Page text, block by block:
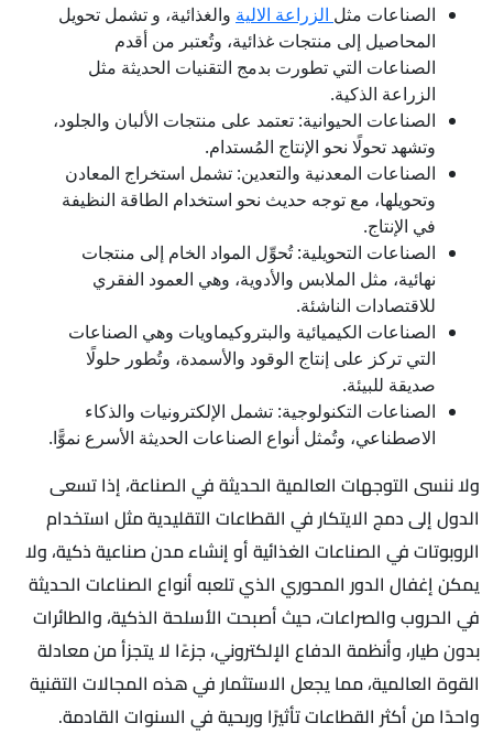
الصناعات مثل الزراعة الالية والغذائية، و تشمل تحويل
المحاصيل إلى منتجات غذائية، وتُعتبر من أقدم
الصناعات التي تطورت بدمج التقنيات الحديثة مثل
الزراعة الذكية.
الصناعات الحيوانية: تعتمد على منتجات الألبان والجلود،
وتشهد تحولًا نحو الإنتاج المُستدام.
الصناعات المعدنية والتعدين: تشمل استخراج المعادن
وتحويلها، مع توجه حديث نحو استخدام الطاقة النظيفة
في الإنتاج.
الصناعات التحويلية: تُحوِّل المواد الخام إلى منتجات
نهائية، مثل الملابس والأدوية، وهي العمود الفقري
للاقتصادات الناشئة.
الصناعات الكيميائية والبتروكيماويات وهي الصناعات
التي تركز على إنتاج الوقود والأسمدة، وتُطور حلولًا
صديقة للبيئة.
الصناعات التكنولوجية: تشمل الإلكترونيات والذكاء
الاصطناعي، وتُمثل أنواع الصناعات الحديثة الأسرع نموًّا.
ولا ننسى التوجهات العالمية الحديثة في الصناعة، إذا تسعى
الدول إلى دمج الايتكار في القطاعات التقليدية مثل استخدام
الروبوتات في الصناعات الغذائية أو إنشاء مدن صناعية ذكية، ولا
يمكن إغفال الدور المحوري الذي تلعبه أنواع الصناعات الحديثة
في الحروب والصراعات، حيث أصبحت الأسلحة الذكية، والطائرات
بدون طيار، وأنظمة الدفاع الإلكتروني، جزءًا لا يتجزأ من معادلة
القوة العالمية، مما يجعل الاستثمار في هذه المجالات التقنية
واحدًا من أكثر القطاعات تأثيرًا وربحية في السنوات القادمة.